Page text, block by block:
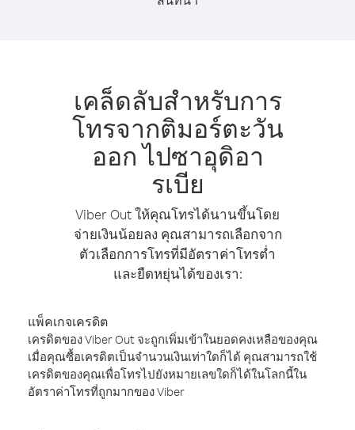
เคล็ดลับสำหรับการ
โทรจากติมอร์ตะวัน
ออก ไปซาอุดิอา
รเบีย
Viber Out ให้คุณโทรได้นานขึ้นโดย
จ่ายเงินน้อยลง คุณสามารถเลือกจาก
ตัวเลือกการโทรที่มีอัตราค่าโทรต่ำ
และยืดหยุ่นได้ของเรา:
แพ็คเกจเครดิต
เครดิตของ Viber Out จะถูกเพิ่มเข้าในยอดคงเหลือของคุณ
เมื่อคุณซื้อเครดิตเป็นจำนวนเงินเท่าใดก็ได้ คุณสามารถใช้
เครดิตของคุณเพื่อโทรไปยังหมายเลขใดก็ได้ในโลกนี้ใน
อัตราค่าโทรที่ถูกมากของ Viber